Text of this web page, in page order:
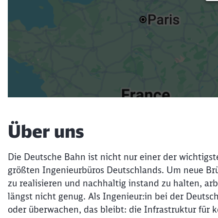
Über uns
Die Deutsche Bahn ist nicht nur einer der
größten Ingenieurbüros Deutschlands. Um neue
zu realisieren und nachhaltig instand zu halten,
längst nicht genug. Als Ingenieur:in bei der
oder überwachen, das bleibt: die Infrastruktur für